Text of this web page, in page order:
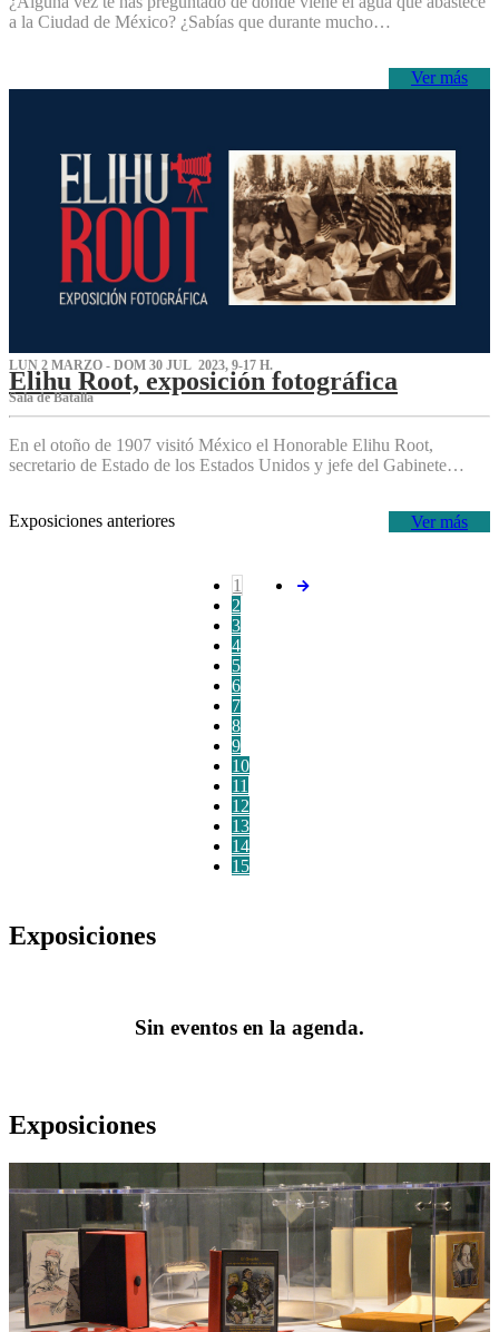
a la Ciudad de México? ¿Sabías que durante mucho…
Ver más
LUN 2 MARZO - DOM 30 JUL 2023, 9-17 H.
Elihu Root, exposición fotográfica
Sala de Batalla
En el otoño de 1907 visitó México el Honorable Elihu Root,
secretario de Estado de los Estados Unidos y jefe del Gabinete…
Ver más
Exposiciones anteriores
1
2
3
4
5
6
7
8
9
10
11
12
13
14
15
Exposiciones
Sin eventos en la agenda.
Exposiciones